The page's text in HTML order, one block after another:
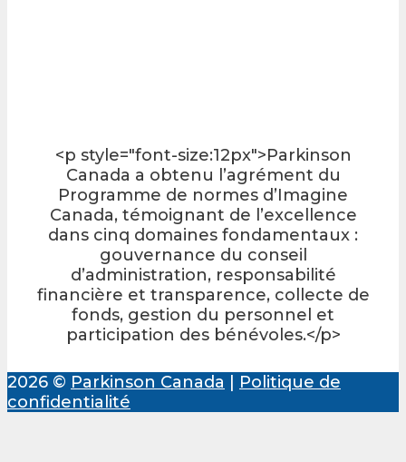
<p style="font-size:12px">Parkinson
Canada a obtenu l’agrément du
Programme de normes d’Imagine
Canada, témoignant de l’excellence
dans cinq domaines fondamentaux :
gouvernance du conseil
d’administration, responsabilité
financière et transparence, collecte de
fonds, gestion du personnel et
participation des bénévoles.</p>
2026 © Parkinson Canada
Politique de
confidentialité